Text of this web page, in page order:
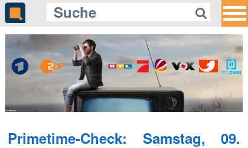
Primetime-Check: Samstag, 09.